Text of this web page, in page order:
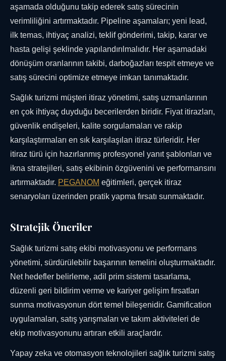
aşamada olduğunu takip ederek satış sürecinin
verimliliğini artırmaktadır. Pipeline aşamaları; yeni lead,
ilk temas, ihtiyaç analizi, teklif gönderimi, takip, karar ve
hasta gelişi şeklinde yapılandırılmalıdır. Her aşamadaki
dönüşüm oranlarının takibi, darboğazları tespit etmeye ve
satış sürecini optimize etmeye imkan tanımaktadır.
Sağlık turizmi müşteri itiraz yönetimi, satış uzmanlarının
en çok ihtiyaç duyduğu becerilerden biridir. Fiyat itirazları,
güvenlik endişeleri, kalite sorgulamaları ve rakip
karşılaştırmaları en sık karşılaşılan itiraz türleridir. Her
itiraz türü için hazırlanmış profesyonel yanıt şablonları ve
ikna stratejileri, satış ekibinin özgüvenini ve performansını
artırmaktadır. PEGANOM eğitimleri, gerçek itiraz
senaryoları üzerinden pratik yapma fırsatı sunmaktadır.
Stratejik Öneriler
Sağlık turizmi satış ekibi motivasyonu ve performans
yönetimi, sürdürülebilir başarının temelini oluşturmaktadır.
Net hedefler belirleme, adil prim sistemi tasarlama,
düzenli geri bildirim verme ve kariyer gelişim fırsatları
sunma motivasyonun dört temel bileşenidir. Gamification
uygulamaları, satış yarışmaları ve takım aktiviteleri de
ekip motivasyonunu artıran etkili araçlardır.
Yapay zeka ve otomasyon teknolojileri sağlık turizmi satış